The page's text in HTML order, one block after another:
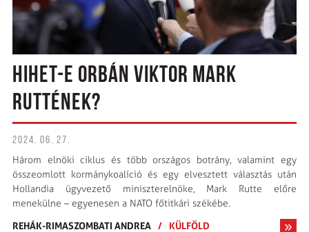
HIHET-E ORBÁN VIKTOR MARK
RUTTÉNEK?
2024. 06. 27.
Három elnöki ciklus és több országos botrány, valamint egy
összeomlott kormánykoalíció és egy elvesztett választás után
Hollandia ügyvezető miniszterelnöke, Mark Rutte előre
menekülne – egyenesen a NATO főtitkári székébe.
REHÁK-RIMASZOMBATI ANDREA / KÜLFÖLD